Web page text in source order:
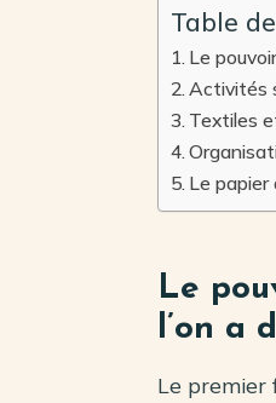
Table
Le
Activités
Textiles
Le papier
Le
l’on a
Le premier